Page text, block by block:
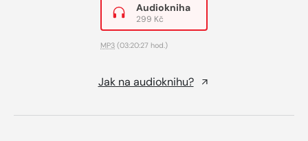
Audiokniha
299 Kč
MP3 (03:20:27 hod.)
Jak na audioknihu?